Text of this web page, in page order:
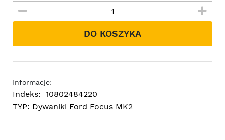
DO KOSZYKA
Informacje:
Indeks: 10802484220
TYP: Dywaniki Ford Focus MK2